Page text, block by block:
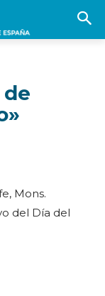
Mons.
del Día del